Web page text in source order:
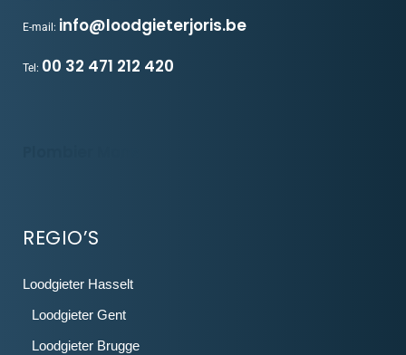
E-mail: info@loodgieterjoris.be
Tel: 00 32 471 212 420
REGIO’S
Loodgieter Hasselt
Loodgieter Gent
Loodgieter Brugge